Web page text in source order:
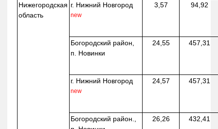
Нижегородская
область
г. Нижний Новгород
new
3,57 94,92
Богородский район,
п. Новинки
24,55 457,31
г. Нижний Новгород
new
24,57 457,31
Богородский район.,
26,26 432,41